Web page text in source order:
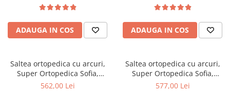
memory foam 2,5 cm, husa
matlasata, sistem de aerisire
perimetral, greutate maxima
sustinuta 100 kg/utilizator,
ADAUGA IN COS
confort, spuma poliuretanica
HR, memory foam 4 cm, husa
detasabila 3D, hipoalergenica,
fermitate medie, Saltsib
ADAUGA IN COS
Saltea ortopedica cu arcuri,
Super Ortopedica Sofia,
130x200x20cm, fermitate
562,00 Lei
Saltea ortopedica cu arcuri,
Super Ortopedica Sofia,
135x200x20cm, fermitate
577,00 Lei